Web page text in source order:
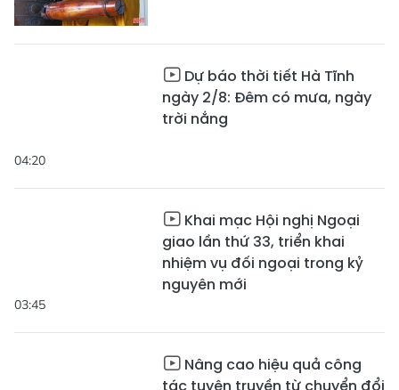
04:20
Dự báo thời tiết Hà Tĩnh
ngày 2/8: Đêm có mưa, ngày
trời nắng
03:45
Khai mạc Hội nghị Ngoại
giao lần thứ 33, triển khai
nhiệm vụ đối ngoại trong kỷ
nguyên mới
Nâng cao hiệu quả công